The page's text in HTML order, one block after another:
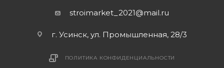
stroimarket_2021@mail.ru
г. Усинск, ул. Промышленная, 28/3
ПОЛИТИКА КОНФИДЕНЦИАЛЬНОСТИ